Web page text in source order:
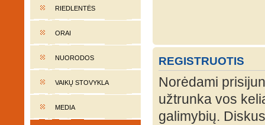
RIEDLENTĖS
ORAI
NUORODOS
VAIKŲ STOVYKLA
MEDIA
REGISTRUOTIS
Norėdami
užtrunka vos
galimybių.